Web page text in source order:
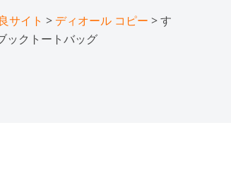
サイト > ディオール コピー > す
ックトートバッグ